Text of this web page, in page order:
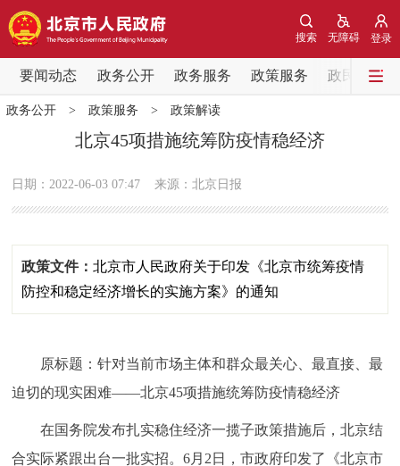
登录
无障碍
搜索
要闻动态 政务公开 政务服务 政策服务 政民互动
要闻动态
党中央精神 国务院信息
政务公开
市领导 机构职能 政策服务
政策兑现 政策解读 回应关切
决策公开 专题公开
政务公开> 政策服务 > 政策解读
北京45项措施统筹防疫情稳经济
日期：2022-06-03 07:47 来源：北京日报
政策文件：​北京市人民政府关于印发《北京市统筹疫情
防控和稳定经济增长的实施方案》的通知
原标题：针对当前市场主体和群众最关心、最直接、最
迫切的现实困难——北京45项措施统筹防疫情稳经济
在国务院发布扎实稳住经济一揽子政策措施后，北京结
合实际紧跟出台一批实招。6月2日，市政府印发了《北京市